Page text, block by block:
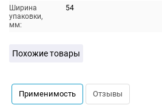
Ширина
упаковки,
мм:
54
Похожие товары
Применимость Отзывы